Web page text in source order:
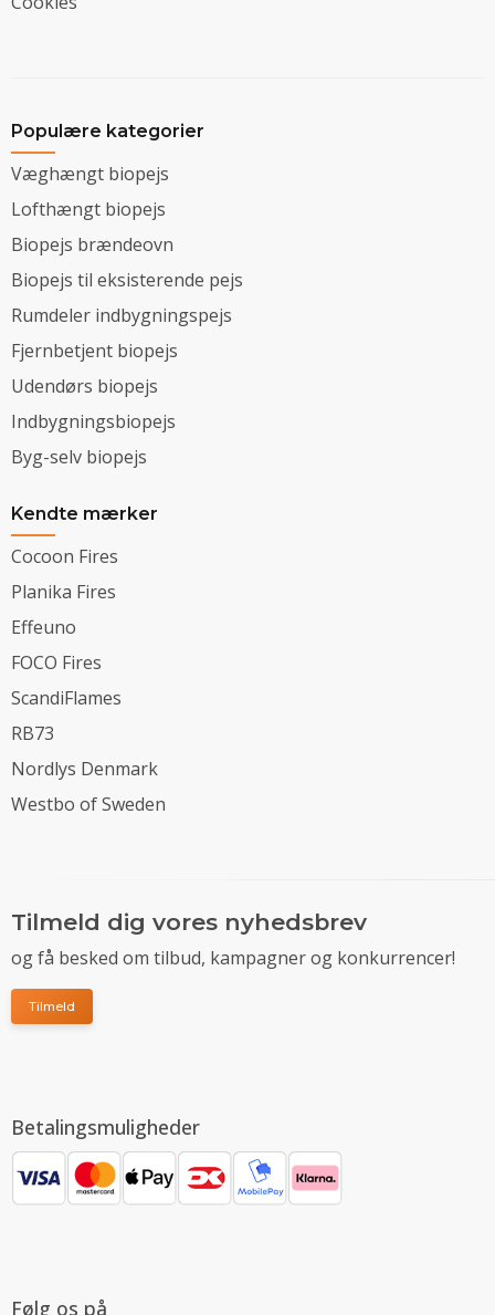
Populære kategorier
Væghængt biopejs
Lofthængt biopejs
Biopejs brændeovn
Biopejs til eksisterende pejs
Rumdeler indbygningspejs
Fjernbetjent biopejs
Udendørs biopejs
Indbygningsbiopejs
Byg-selv biopejs
Kendte mærker
Cocoon Fires
Planika Fires
Effeuno
FOCO Fires
ScandiFlames
RB73
Nordlys Denmark
Westbo of Sweden
Tilmeld dig vores nyhedsbrev
og få besked om tilbud, kampagner og konkurrencer!
Tilmeld
Betalingsmuligheder
Følg os på